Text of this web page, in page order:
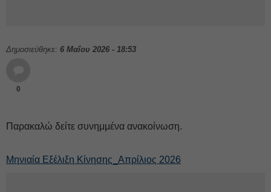
Δημοσιεύθηκε: 6 Μαΐου 2026 - 18:53
0
Παρακαλώ δείτε συνημμένα ανακοίνωση.
Μηνιαία Εξέλιξη Κίνησης_Απρίλιος 2026